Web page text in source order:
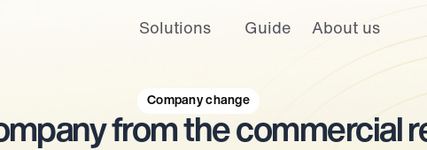
personalized ads and offers. For more information, please see our
Cookies settings Accept Decline
Solutions Guide About us
Company change
from the commercial